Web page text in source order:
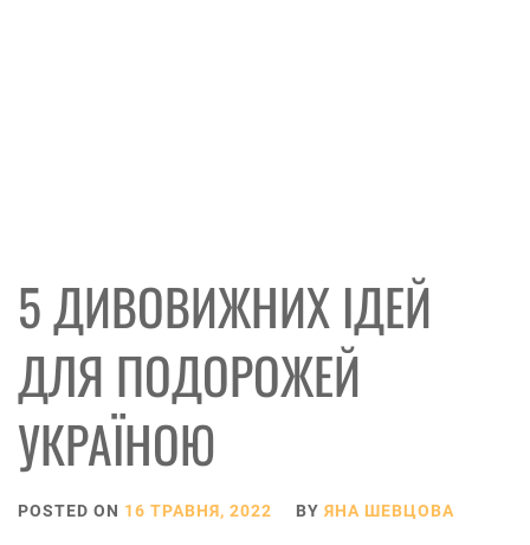
5 ДИВОВИЖНИХ ІДЕЙ
ДЛЯ ПОДОРОЖЕЙ
УКРАЇНОЮ
POSTED ON 16 ТРАВНЯ, 2022 BY ЯНА ШЕВЦОВА